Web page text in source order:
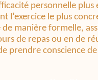
personnelle
l’exercice le plus
manière formelle,
de repas ou en de
prendre conscience